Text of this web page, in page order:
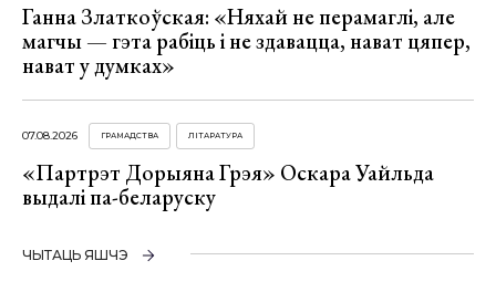
Ганна Златкоўская: «Няхай не перамаглі, але
магчы — гэта рабіць і не здавацца, нават цяпер,
нават у думках»
07.08.2026 ГРАМАДСТВА ЛІТАРАТУРА
«Партрэт Дорыяна Грэя» Оскара Уайльда
выдалі па-беларуску
ЧЫТАЦЬ ЯШЧЭ